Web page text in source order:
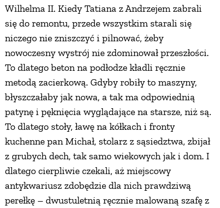
Wilhelma II. Kiedy Tatiana z Andrzejem zabrali
się do remontu, przede wszystkim starali się
niczego nie zniszczyć i pilnować, żeby
nowoczesny wystrój nie zdominował przeszłości.
To dlatego beton na podłodze kładli ręcznie
metodą zacierkową. Gdyby robiły to maszyny,
błyszczałaby jak nowa, a tak ma odpowiednią
patynę i pęknięcia wyglądające na starsze, niż są.
To dlatego stoły, ławę na kółkach i fronty
kuchenne pan Michał, stolarz z sąsiedztwa, zbijał
z grubych dech, tak samo wiekowych jak i dom. I
dlatego cierpliwie czekali, aż miejscowy
antykwariusz zdobędzie dla nich prawdziwą
perełkę – dwustuletnią ręcznie malowaną szafę z